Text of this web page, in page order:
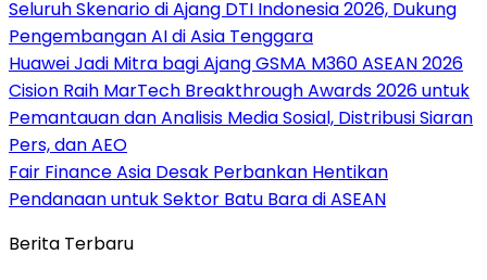
Seluruh Skenario di Ajang DTI Indonesia 2026, Dukung
Pengembangan AI di Asia Tenggara
Huawei Jadi Mitra bagi Ajang GSMA M360 ASEAN 2026
Cision Raih MarTech Breakthrough Awards 2026 untuk
Pemantauan dan Analisis Media Sosial, Distribusi Siaran
Pers, dan AEO
Fair Finance Asia Desak Perbankan Hentikan
Pendanaan untuk Sektor Batu Bara di ASEAN
Berita Terbaru